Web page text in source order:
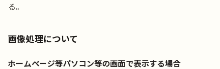
る。
画像処理について
ホームページ等パソコン等の画面で表示する場合